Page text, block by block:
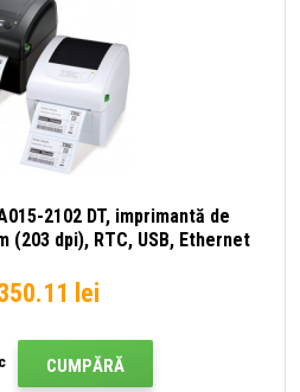
2102 DT, imprimantă de
(203 dpi), RTC, USB, Ethernet
lei
CUMPĂRĂ